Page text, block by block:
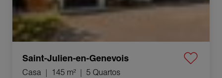
Saint-Julien-en-Genevois
Casa 145 m²
5 Quartos